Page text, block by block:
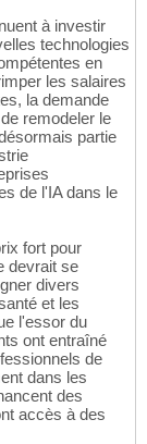
à investir
technologies
en
les salaires
la demande
remodeler le
partie
de l'IA dans le
fort pour
devrait se
divers
et les
l'essor du
ont entraîné
de
dans les
des
accès à des